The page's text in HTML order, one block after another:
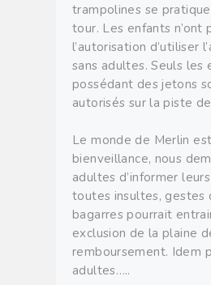
trampolines se
tour. Les enfants n’ont
l’autorisation d’utiliser
sans adultes. Seuls les
possédant des jetons
autorisés sur la piste
Le monde de Merlin
bienveillance, nous
adultes d’informer
toutes insultes, gestes
bagarres pourrait
exclusion de la plaine
remboursement. Idem
adultes…..